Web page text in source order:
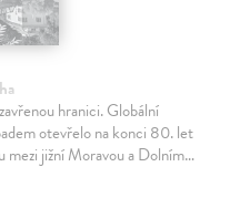
hranici. Globální
otevřelo na konci 80. let
mezi jižní Moravou a Dolním…